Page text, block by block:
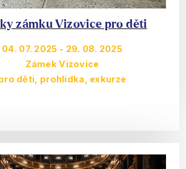
zámku Vizovice pro děti
04. 07. 2025 - 29. 08. 2025
Zámek Vizovice
děti prohlídka, exkurze